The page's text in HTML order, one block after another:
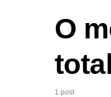
O
1 post